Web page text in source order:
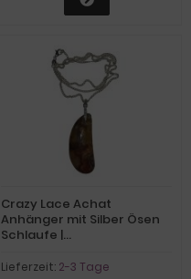
Crazy Lace Achat
Anhänger mit Silber Ösen
Schlaufe |
Silber Kette | moderner,
Lieferzeit: 2-3 Tage